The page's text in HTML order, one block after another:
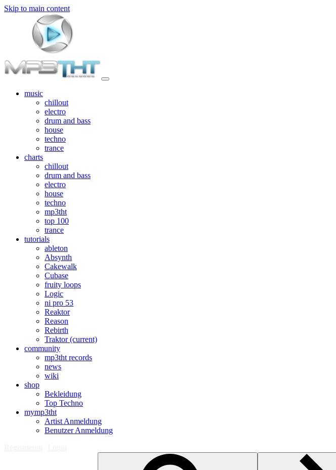
Skip to main content
music
chillout
electro
drum and bass
house
techno
trance
charts
chillout
drum and bass
electro
house
techno
mp3tht
top 100
trance
tutorials
ableton
Absynth
Cakewalk
Cubase
fruity loops
Logic
ni pro 53
Reaktor
Reason
Rebirth
Traktor(current)
community
mp3tht records
news
wiki
shop
Bekleidung
Top Techno
mymp3tht
Artist Anmeldung
Benutzer Anmeldung